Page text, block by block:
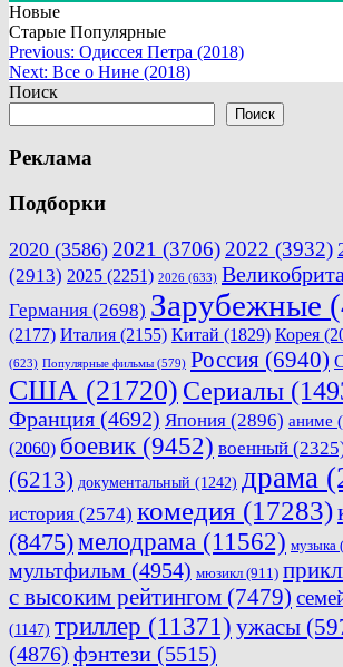
Новые
Старые Популярные
Навигация
по
Previous: Одиссея Петра (2018)
Next: Все о Нине (2018)
Поиск
Поиск
Реклама
Подборки
2020 (3586) 2021 (3706) 2022 (3932)
(2913) 2025 (2251) 2026 (633)
Германия (2698) Зарубежные
(2177) Италия (2155) Китай (1829) Корея
(623) Популярные фильмы (579) Россия (6940)
США (21720) Сериалы
Франция (4692) Япония (2896) аниме
(2060) боевик (9452) военный
(6213) документальный (1242) драма
история (2574) комедия (17283)
(8475)мелодрама (11562) музыка
мультфильм (4954) мюзикл (911)
с высоким рейтингом (7479)
(1147) триллер (11371) ужасы
(4876) фэнтези (5515)